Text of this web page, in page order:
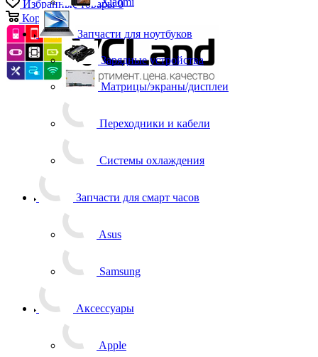
Избранные товары 0
Корзина 0
Запчасти для ноутбуков
Зарядные устройства
Матрицы/экраны/дисплеи
Переходники и кабели
Системы охлаждения
Запчасти для смарт часов
Asus
Samsung
Аксессуары
Apple